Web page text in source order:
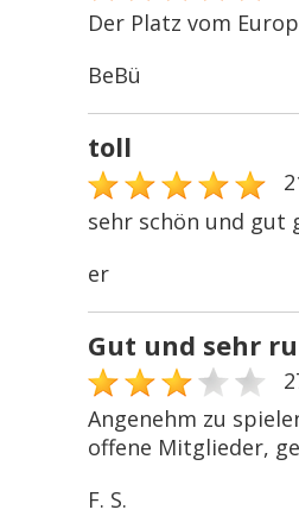
Der Platz vom
BeBü
toll
sehr schön und gut
er
Gut und sehr
Angenehm zu
offene Mitglieder,
F. S.